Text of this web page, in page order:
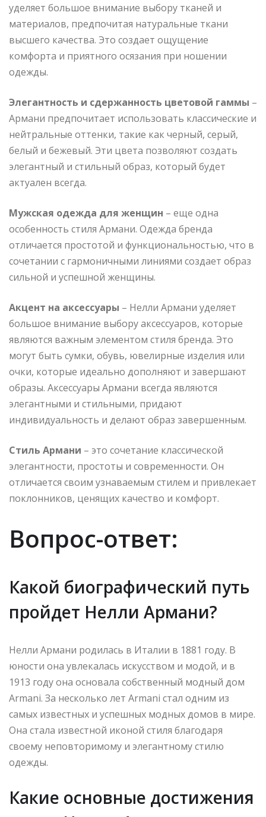
уделяет большое внимание выбору тканей и
материалов, предпочитая натуральные ткани
высшего качества. Это создает ощущение
комфорта и приятного осязания при ношении
одежды.
Элегантность и сдержанность цветовой гаммы –
Армани предпочитает использовать классические и
нейтральные оттенки, такие как черный, серый,
белый и бежевый. Эти цвета позволяют создать
элегантный и стильный образ, который будет
актуален всегда.
Мужская одежда для женщин – еще одна
особенность стиля Армани. Одежда бренда
отличается простотой и функциональностью, что в
сочетании с гармоничными линиями создает образ
сильной и успешной женщины.
Акцент на аксессуары – Нелли Армани уделяет
большое внимание выбору аксессуаров, которые
являются важным элементом стиля бренда. Это
могут быть сумки, обувь, ювелирные изделия или
очки, которые идеально дополняют и завершают
образы. Аксессуары Армани всегда являются
элегантными и стильными, придают
индивидуальность и делают образ завершенным.
Стиль Армани – это сочетание классической
элегантности, простоты и современности. Он
отличается своим узнаваемым стилем и привлекает
поклонников, ценящих качество и комфорт.
Вопрос-ответ:
Какой биографический путь
пройдет Нелли Армани?
Нелли Армани родилась в Италии в 1881 году. В
юности она увлекалась искусством и модой, и в
1913 году она основала собственный модный дом
Armani. За несколько лет Armani стал одним из
самых известных и успешных модных домов в мире.
Она стала известной иконой стиля благодаря
своему неповторимому и элегантному стилю
одежды.
Какие основные достижения